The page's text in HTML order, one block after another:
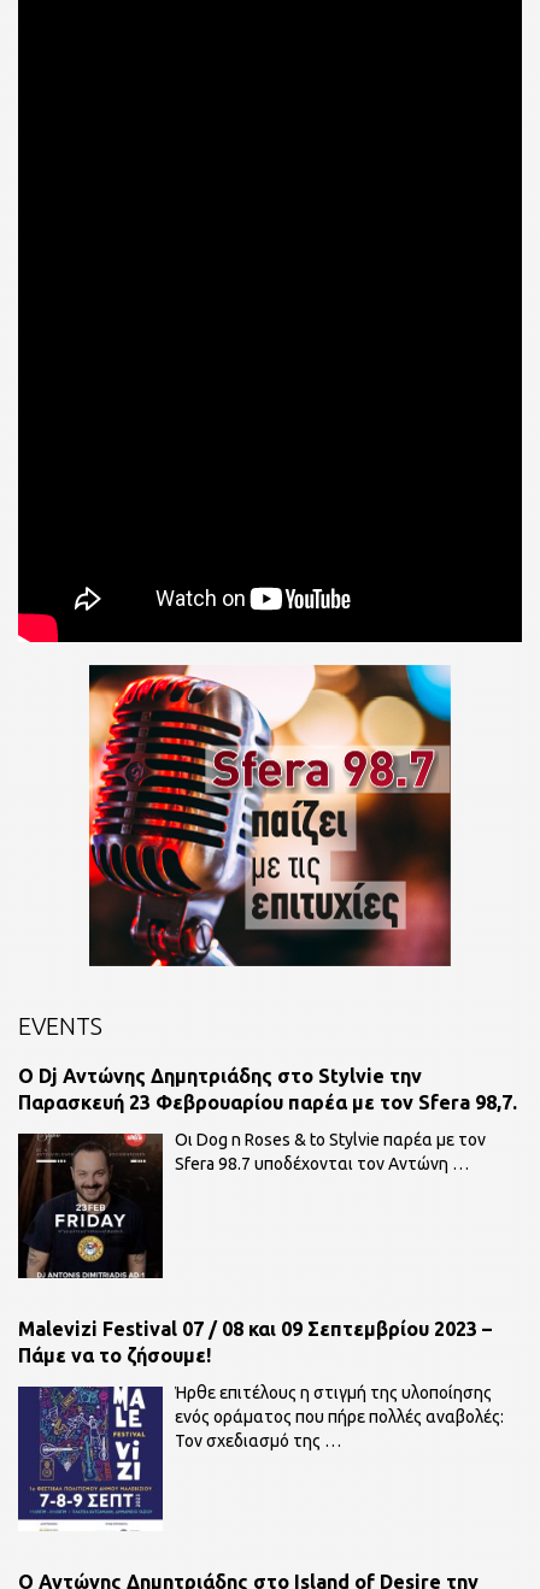
EVENTS
O Dj Αντώνης Δημητριάδης στο Stylvie την
Παρασκευή 23 Φεβρουαρίου παρέα με τον Sfera 98,7.
Οι Dog n Roses & to Stylvie παρέα με τον
Sfera 98.7 υποδέχονται τον Αντώνη …
Malevizi Festival 07 / 08 και 09 Σεπτεμβρίου 2023 –
Πάμε να το ζήσουμε!
Ήρθε επιτέλους η στιγμή της υλοποίησης
ενός οράματος που πήρε πολλές αναβολές:
Τον σχεδιασμό της …
O Αντώνης Δημητριάδης στο Island of Desire την